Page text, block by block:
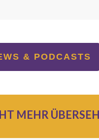
& PODCASTS
MEHR